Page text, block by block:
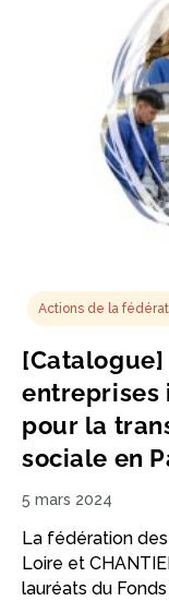
Actions de la
[Catalogue]
entreprises
pour la
sociale en
5 mars 2024
La fédération
Loire et
lauréats du